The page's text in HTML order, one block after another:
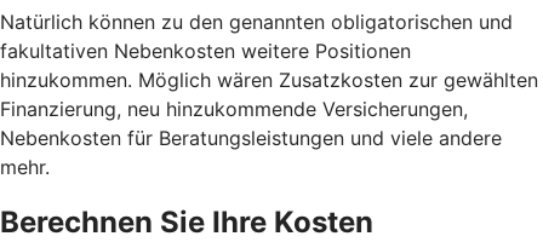
Natürlich können zu den genannten obligatorischen und
fakultativen Nebenkosten weitere Positionen
hinzukommen. Möglich wären Zusatzkosten zur gewählten
Finanzierung, neu hinzukommende Versicherungen,
Nebenkosten für Beratungsleistungen und viele andere
mehr.
Berechnen Sie Ihre Kosten